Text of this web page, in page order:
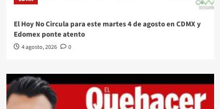
El Hoy No Circula para este martes 4 de agosto en CDMX y
Edomex ponte atento
4 agosto, 2026 0